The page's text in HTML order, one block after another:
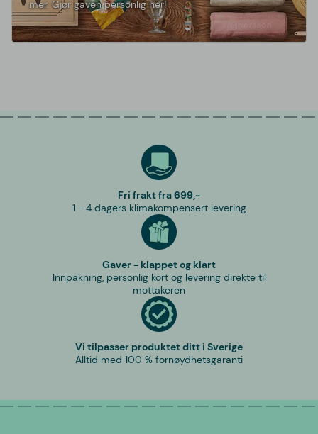
mer. Gjør gaven personlig her!
Fri frakt fra 699,-
1 - 4 dagers klimakompensert levering
Gaver - klappet og klart
Innpakning, personlig kort og levering direkte til
mottakeren
Vi tilpasser produktet ditt i Sverige
Alltid med 100 % fornøydhetsgaranti